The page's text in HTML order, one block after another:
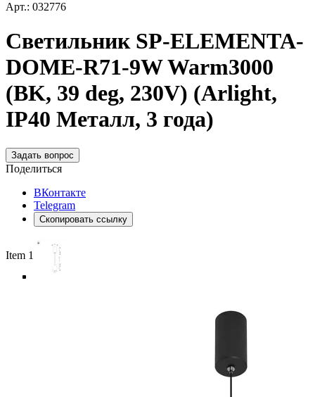
Арт.: 032776
Светильник SP-ELEMENTA-
DOME-R71-9W Warm3000
(BK, 39 deg, 230V) (Arlight,
IP40 Металл, 3 года)
Задать вопрос
Поделиться
ВКонтакте
Telegram
Скопировать ссылку
Item 1 of 6